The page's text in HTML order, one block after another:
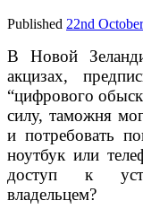
Published 22nd
В Новой
акцизах,
“цифрового
силу, таможня
и потребовать
ноутбук или
доступ к
владельцем?